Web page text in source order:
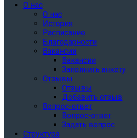
О нас
О нас
История
Расписание
Благодарности
Вакансии
Вакансии
Заполнить анкету
Отзывы
Отзывы
Добавить отзыв
Вопрос-ответ
Вопрос-ответ
Задать вопрос
Структура